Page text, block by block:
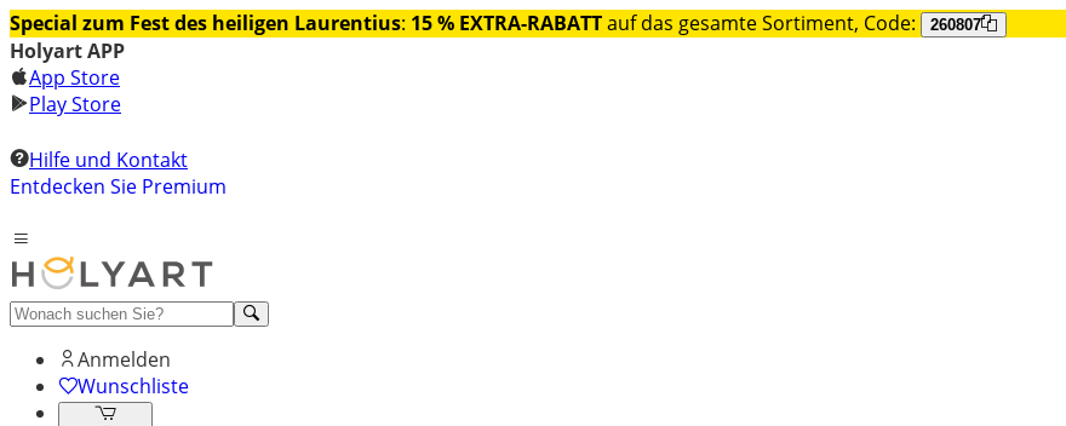
Special zum Fest des heiligen Laurentius: 15 % EXTRA-RABATTauf das gesamte Sortiment, Code: 260807
Holyart APP
App Store
Play Store
Hilfe und Kontakt
Entdecken Sie Premium
Anmelden
Wunschliste